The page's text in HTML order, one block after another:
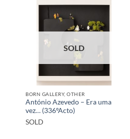
SOLD
BORN GALLERY, OTHER
António Azevedo – Era uma
vez… (336ºActo)
SOLD